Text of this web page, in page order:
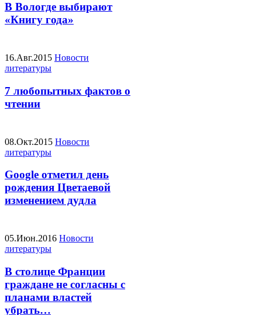
В Вологде выбирают
«Книгу года»
16.Авг.2015 Новости
литературы
7 любопытных фактов о
чтении
08.Окт.2015 Новости
литературы
Google отметил день
рождения Цветаевой
изменением дудла
05.Июн.2016 Новости
литературы
В столице Франции
граждане не согласны с
планами властей
убрать…